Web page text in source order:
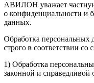
АВИЛОН уважает
о конфиденциальности и
данных.
Обработка
строго в соответствии
1) Обработка
законной и справедливой